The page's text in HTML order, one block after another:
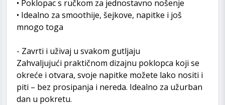
• Poklopac s ručkom za jednostavno nošenje
• Idealno za smoothije, šejkove, napitke i još
mnogo toga
- Zavrti i uživaj u svakom gutljaju
Zahvaljujući praktičnom dizajnu poklopca koji se
okreće i otvara, svoje napitke možete lako nositi i
piti – bez prosipanja i nereda. Idealno za užurban
dan u pokretu.